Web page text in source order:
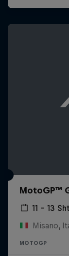
MotoGP™
11 – 13
Misano,
MOTOGP